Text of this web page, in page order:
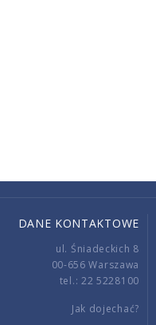
DANE KONTAKTOWE
ul. Śniadeckich 8
00-656 Warszawa
tel.: 22 5228100
Jak dojechać?